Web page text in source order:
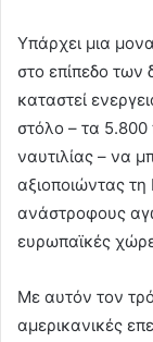
Υπάρχει μια
στο επίπεδο
καταστεί
στόλο – τα
ναυτιλίας – να
αξιοποιώντας
ανάστροφους
ευρωπαϊκές
Με αυτόν τον
αμερικανικές